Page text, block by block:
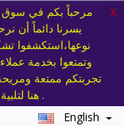
مرحباً بكم في سوق
يسرنا دائماً أن
نوعها،استكشفوا
وتمتعوا بخدمة
تجربتكم ممتعة
هنا لتلبية جميع احتياجاتكم بمهنية واحترافية .
X
English